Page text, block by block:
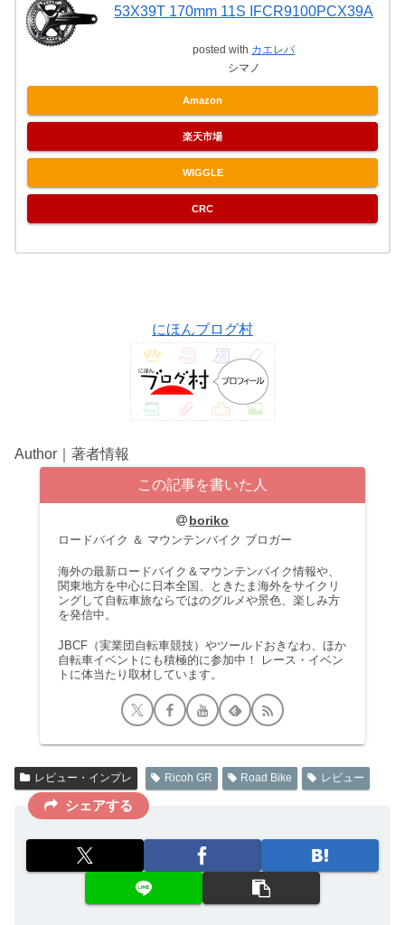
53X39T 170mm 11S IFCR9100PCX39A
posted with カエレバ
シマノ
Amazon
楽天市場
WIGGLE
CRC
にほんブログ村
Author｜著者情報
この記事を書いた人
boriko
ロードバイク ＆ マウンテンバイク ブロガー
海外の最新ロードバイク＆マウンテンバイク情報や、
関東地方を中心に日本全国、ときたま海外をサイクリ
ングして自転車旅ならではのグルメや景色、楽しみ方
を発信中。
JBCF（実業団自転車競技）やツールドおきなわ、ほか
自転車イベントにも積極的に参加中！ レース・イベン
トに体当たり取材しています。
レビュー・インプレ Ricoh GR Road Bike レビュー
シェアする